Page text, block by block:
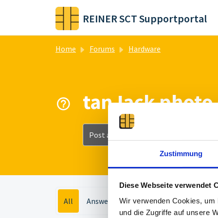
Zustimmung
Diese Webseite verwendet
Wir verwenden Cookies,
und die Zugriffe auf unsere
Skip to main content
REINER SCT Supportportal
Home Forums Hardware
tanJack photo
Post a topic
All Answered Un Answered